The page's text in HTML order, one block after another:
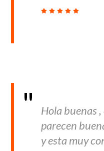
Hola buenas
parecen
y esta muy